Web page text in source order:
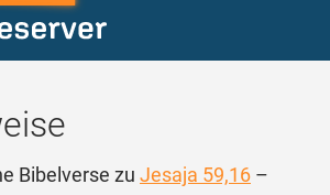
Bibelverse zu Jesaja 59,16 –